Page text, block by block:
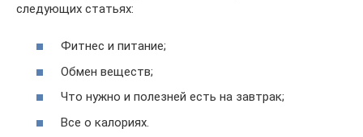
следующих статьях:
Фитнес и питание;
Обмен веществ;
Что нужно и полезней есть на завтрак;
Все о калориях.